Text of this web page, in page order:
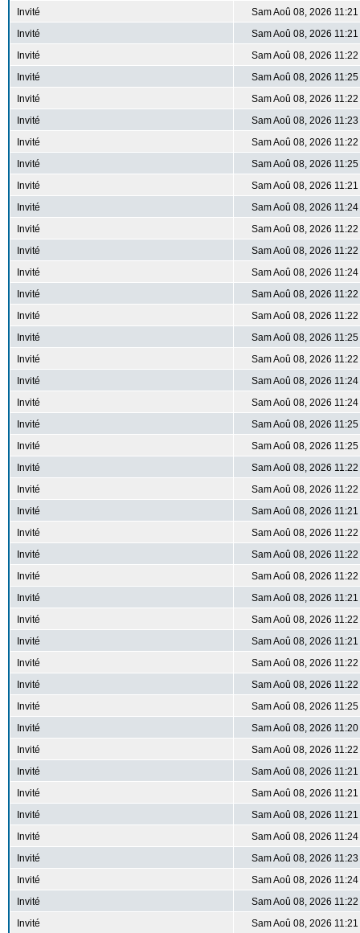
Invité
Sam Aoû 08, 2026
Invité
Sam Aoû 08, 2026
Invité
Sam Aoû 08, 2026
Invité
Sam Aoû 08, 2026
Invité
Sam Aoû 08, 2026
Invité
Sam Aoû 08, 2026
Invité
Sam Aoû 08, 2026
Invité
Sam Aoû 08, 2026
Invité
Sam Aoû 08, 2026
Invité
Sam Aoû 08, 2026
Invité
Sam Aoû 08, 2026
Invité
Sam Aoû 08, 2026
Invité
Sam Aoû 08, 2026
Invité
Sam Aoû 08, 2026
Invité
Sam Aoû 08, 2026
Invité
Sam Aoû 08, 2026
Invité
Sam Aoû 08, 2026
Invité
Sam Aoû 08, 2026
Invité
Sam Aoû 08, 2026
Invité
Sam Aoû 08, 2026
Invité
Sam Aoû 08, 2026
Invité
Sam Aoû 08, 2026
Invité
Sam Aoû 08, 2026
Invité
Sam Aoû 08, 2026
Invité
Sam Aoû 08, 2026
Invité
Sam Aoû 08, 2026
Invité
Sam Aoû 08, 2026
Invité
Sam Aoû 08, 2026
Invité
Sam Aoû 08, 2026
Invité
Sam Aoû 08, 2026
Invité
Sam Aoû 08, 2026
Invité
Sam Aoû 08, 2026
Invité
Sam Aoû 08, 2026
Invité
Sam Aoû 08, 2026
Invité
Sam Aoû 08, 2026
Invité
Sam Aoû 08, 2026
Invité
Sam Aoû 08, 2026
Invité
Sam Aoû 08, 2026
Invité
Sam Aoû 08, 2026
Invité
Sam Aoû 08, 2026
Invité
Sam Aoû 08, 2026
Invité
Sam Aoû 08, 2026
Invité
Sam Aoû 08, 2026